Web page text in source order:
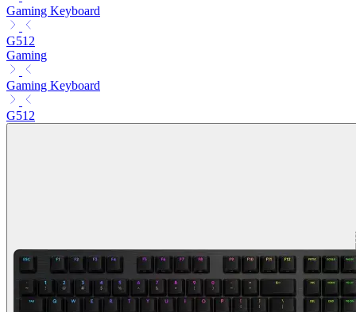
Gaming Keyboard
G512
Gaming
Gaming Keyboard
G512